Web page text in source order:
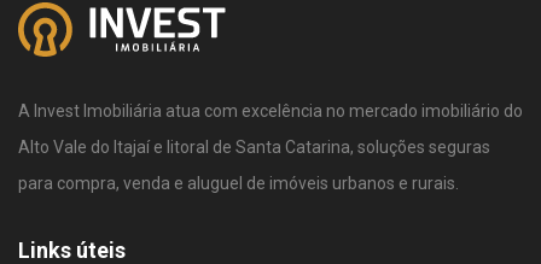
A Invest Imobiliária atua com excelência no mercado imobiliário do
Alto Vale do Itajaí e litoral de Santa Catarina, soluções seguras
para compra, venda e aluguel de imóveis urbanos e rurais.
Links úteis